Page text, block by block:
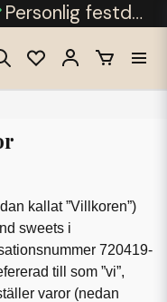
Personlig festdekor - bröllop, babyshower, student
kallat ”Villkoren”)
sweets i
720419-
till som ”vi”,
varor (nedan